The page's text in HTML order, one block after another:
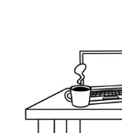
0/31